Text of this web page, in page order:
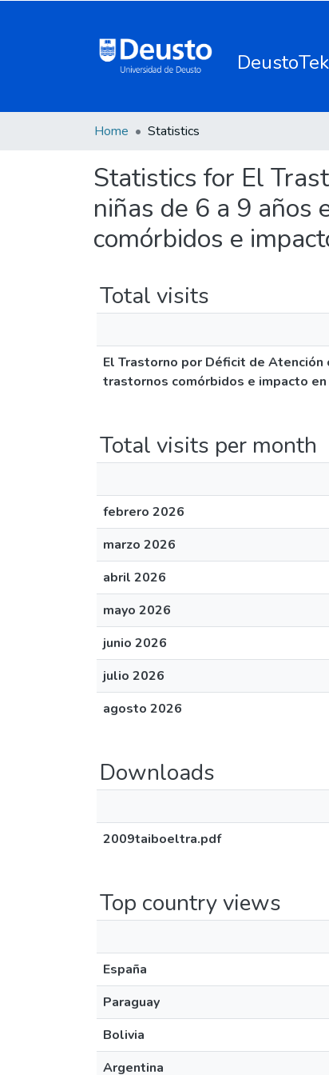
Home Statistics
Statistics for El
niñas de 6 a 9 años
comórbidos e
Total visits
El Trastorno por Déficit de Atención
trastornos comórbidos e impacto en
Total visits per month
febrero 2026
marzo 2026
abril 2026
mayo 2026
junio 2026
julio 2026
agosto 2026
Downloads
2009taiboeltra.pdf
Top country views
España
Paraguay
Bolivia
Argentina